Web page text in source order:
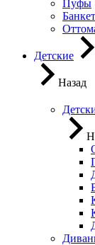
Пуфы
Детские
Назад